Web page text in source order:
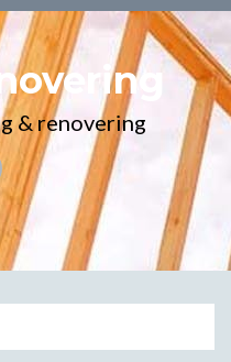
& renovering